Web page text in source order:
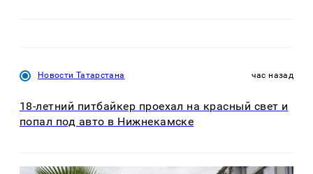
Новости Татарстана час назад
18-летний питбайкер проехал на красный свет и
попал под авто в Нижнекамске